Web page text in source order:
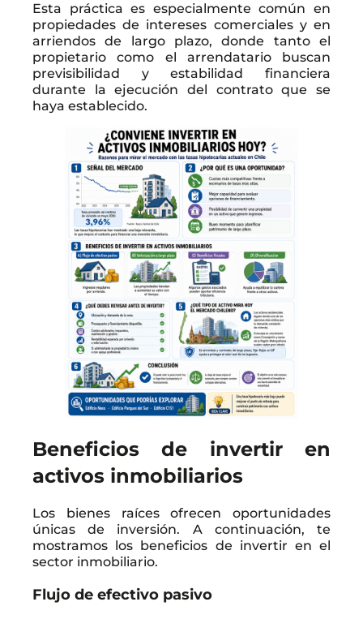
Esta práctica es especialmente común en
propiedades de intereses comerciales y en
arriendos de largo plazo, donde tanto el
propietario como el arrendatario buscan
previsibilidad y estabilidad financiera
durante la ejecución del contrato que se
haya establecido.
Beneficios de invertir en
activos inmobiliarios
Los bienes raíces ofrecen oportunidades
únicas de inversión. A continuación, te
mostramos los beneficios de invertir en el
sector inmobiliario.
Flujo de efectivo pasivo